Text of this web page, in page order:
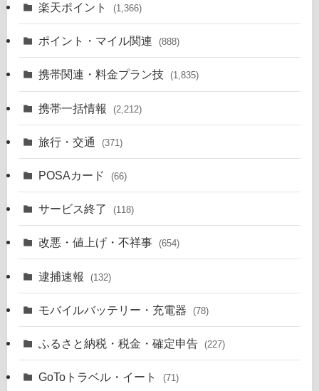
楽天ポイント (1,366)
ポイント・マイル関連 (888)
携帯関連・料金プラン技 (1,835)
携帯一括情報 (2,212)
旅行・交通 (371)
POSAカード (66)
サービス終了 (118)
改悪・値上げ・不祥事 (654)
逮捕速報 (132)
モバイルバッテリー・充電器 (78)
ふるさと納税・税金・確定申告 (227)
GoToトラベル・イート (71)